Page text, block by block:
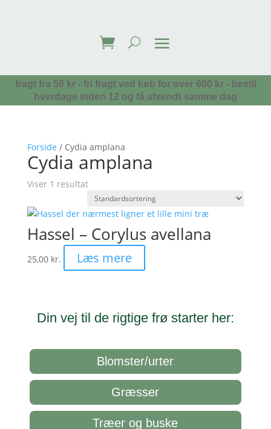
fragt fra 50 kr - fri fragt ved køb for over 600 kr - bestil
hverdage inden 12 og få afsendt samme dag
Forside / Cydia amplana
Cydia amplana
Viser 1 resultat
Hassel – Corylus avellana
25,00 kr. Læs mere
Din vej til de rigtige frø starter her:
Blomster/urter
Græsser
Træer og buske